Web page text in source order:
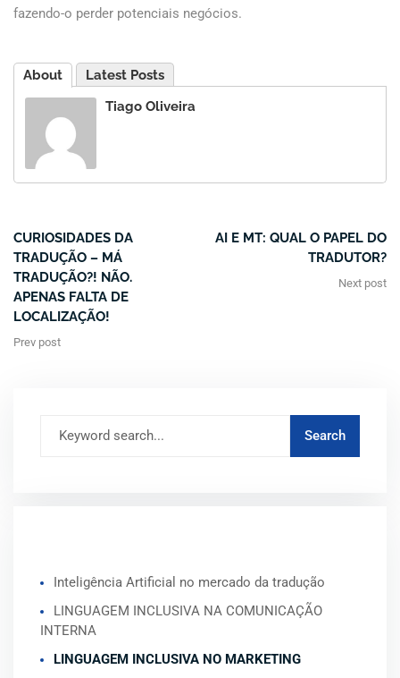
fazendo-o perder potenciais negócios.
About
Latest Posts
Tiago Oliveira
CURIOSIDADES DA
TRADUÇÃO – MÁ
TRADUÇÃO?! NÃO.
APENAS FALTA DE
LOCALIZAÇÃO!
Prev post
AI E MT: QUAL O PAPEL DO
TRADUTOR?
Next post
Inteligência Artificial no mercado da tradução
LINGUAGEM INCLUSIVA NA COMUNICAÇÃO
INTERNA
LINGUAGEM INCLUSIVA NO MARKETING